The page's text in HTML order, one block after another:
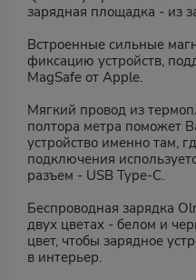
зарядная площадка - из
Встроенные сильные
фиксацию устройств,
MagSafe от Apple.
Мягкий провод из
полтора метра поможет
устройство именно там,
подключения
разъем - USB Type-C.
Беспроводная зарядка
двух цветах - белом и
цвет, чтобы зарядное
в интерьер.